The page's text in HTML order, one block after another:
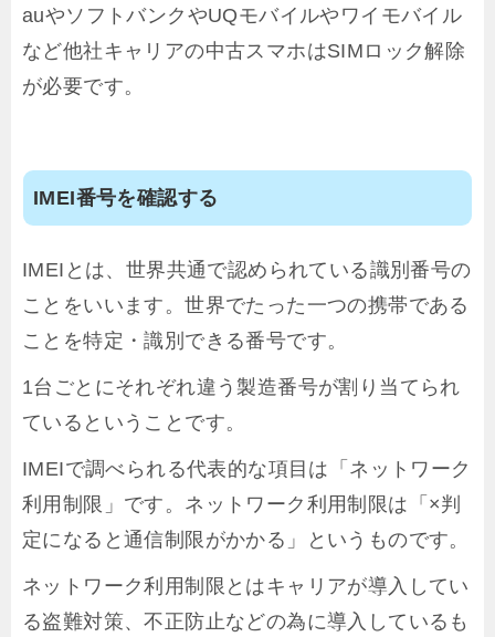
auやソフトバンクやUQモバイルやワイモバイル
など他社キャリアの中古スマホはSIMロック解除
が必要です。
IMEI番号を確認する
IMEIとは、世界共通で認められている識別番号の
ことをいいます。世界でたった一つの携帯である
ことを特定・識別できる番号です。
1台ごとにそれぞれ違う製造番号が割り当てられ
ているということです。
IMEIで調べられる代表的な項目は「ネットワーク
利用制限」です。ネットワーク利用制限は「×判
定になると通信制限がかかる」というものです。
ネットワーク利用制限とはキャリアが導入してい
る盗難対策、不正防止などの為に導入しているも